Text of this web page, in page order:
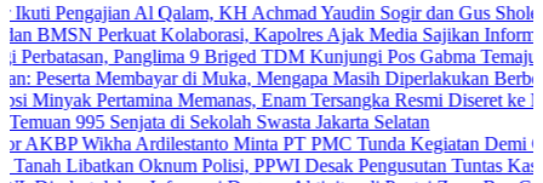
Al Qalam, KH Achmad Yaudin Sogir dan Gus Sholeh Beri
Perkuat Kolaborasi, Kapolres Ajak Media Sajikan Informasi Akurat
Panglima 9 Briged TDM Kunjungi Pos Gabma Temajuk dan
Membayar di Muka, Mengapa Masih Diperlakukan Berbeda?
Pertamina Memanas, Enam Tersangka Resmi Diseret ke Meja Hijau
Senjata di Sekolah Swasta Jakarta Selatan
Ardilestanto Minta PT PMC Tunda Kegiatan Demi Cegah
Oknum Polisi, PPWI Desak Pengusutan Tuntas Kasus